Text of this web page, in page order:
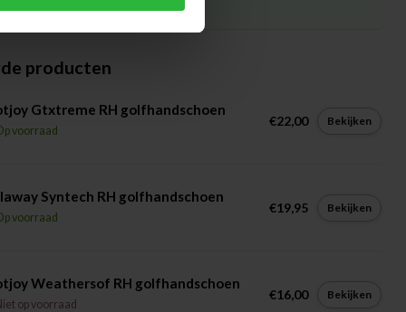
producten
Gtxtreme RH golfhandschoen
voorraad
€22,00 Bekijken
Syntech RH golfhandschoen
voorraad
€19,95 Bekijken
Weathersof RH golfhandschoen
op voorraad
€16,00 Bekijken